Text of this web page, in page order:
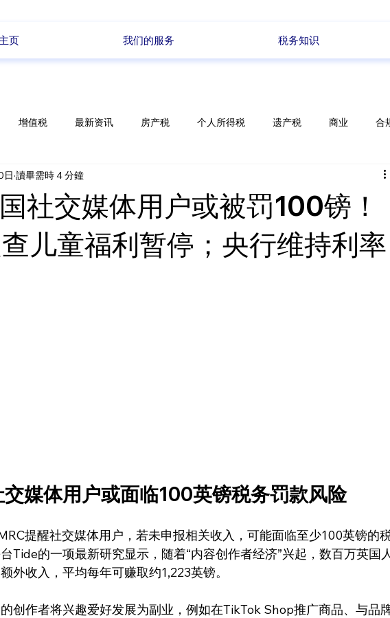
主页 我们的服务 税务知识
增值税 最新资讯 房产税 个人所得税 遗产税 商业 合
公司业务
社交媒体用户或被罚100镑！
儿童福利暂停；央行维持利率
日 讀畢需時 4 分鐘
媒体用户或面临100英镑税务罚款风险
提醒社交媒体用户，若未申报相关收入，可能面临至少100英镑的
Tide的一项最新研究显示，随着“内容创作者经济”兴起，数百万英国
外收入，平均每年可赚取约1,223英镑。
创作者将兴趣爱好发展为副业，例如在TikTok Shop推广商品、与品